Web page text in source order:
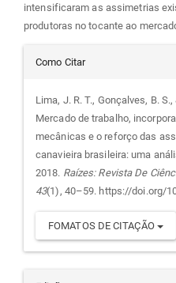
intensificaram as assimetrias
produtoras no tocante ao
Detalhes
do
artigo
Como Citar
Lima, J. R. T., Gonçalves, B.
Mercado de trabalho,
mecânicas e o reforço das
canavieira brasileira: uma
2018. Raízes: Revista De
43(1), 40–59. https://doi.org/
FOMATOS DE CITAÇÃO